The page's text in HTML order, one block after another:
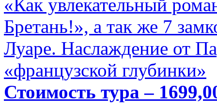
«Как увлекательный
Бретань!», а так же 7
Луаре. Наслаждение от
«французской глубинки»
Стоимость тура –